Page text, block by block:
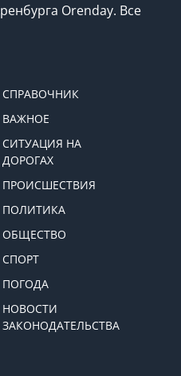
Orenday. Все
СПРАВОЧНИК
ВАЖНОЕ
СИТУАЦИЯ НА
ДОРОГАХ
ПРОИСШЕСТВИЯ
ПОЛИТИКА
ОБЩЕСТВО
СПОРТ
ПОГОДА
НОВОСТИ
ЗАКОНОДАТЕЛЬСТВА